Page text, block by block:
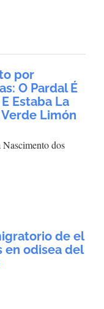
por
O Pardal É
Estaba La
Verde Limón
dos
de el
en odisea del